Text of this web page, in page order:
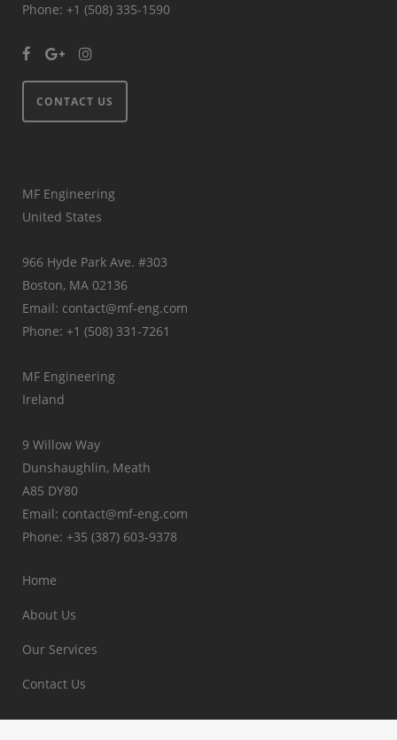
Phone: +1 (508) 335-1590
CONTACT US
MF Engineering
United States
966 Hyde Park Ave. #303
Boston, MA 02136
Email: contact@mf-eng.com
Phone: +1 (508) 331-7261
MF Engineering
Ireland
9 Willow Way
Dunshaughlin, Meath
A85 DY80
Email: contact@mf-eng.com
Phone: +35 (387) 603-9378
Home
About Us
Our Services
Contact Us